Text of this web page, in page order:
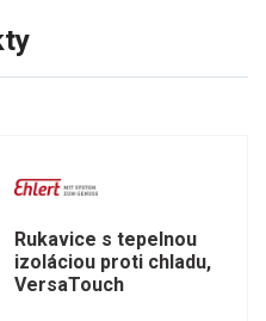
Rukavice s tepelnou
izoláciou proti chladu,
VersaTouch